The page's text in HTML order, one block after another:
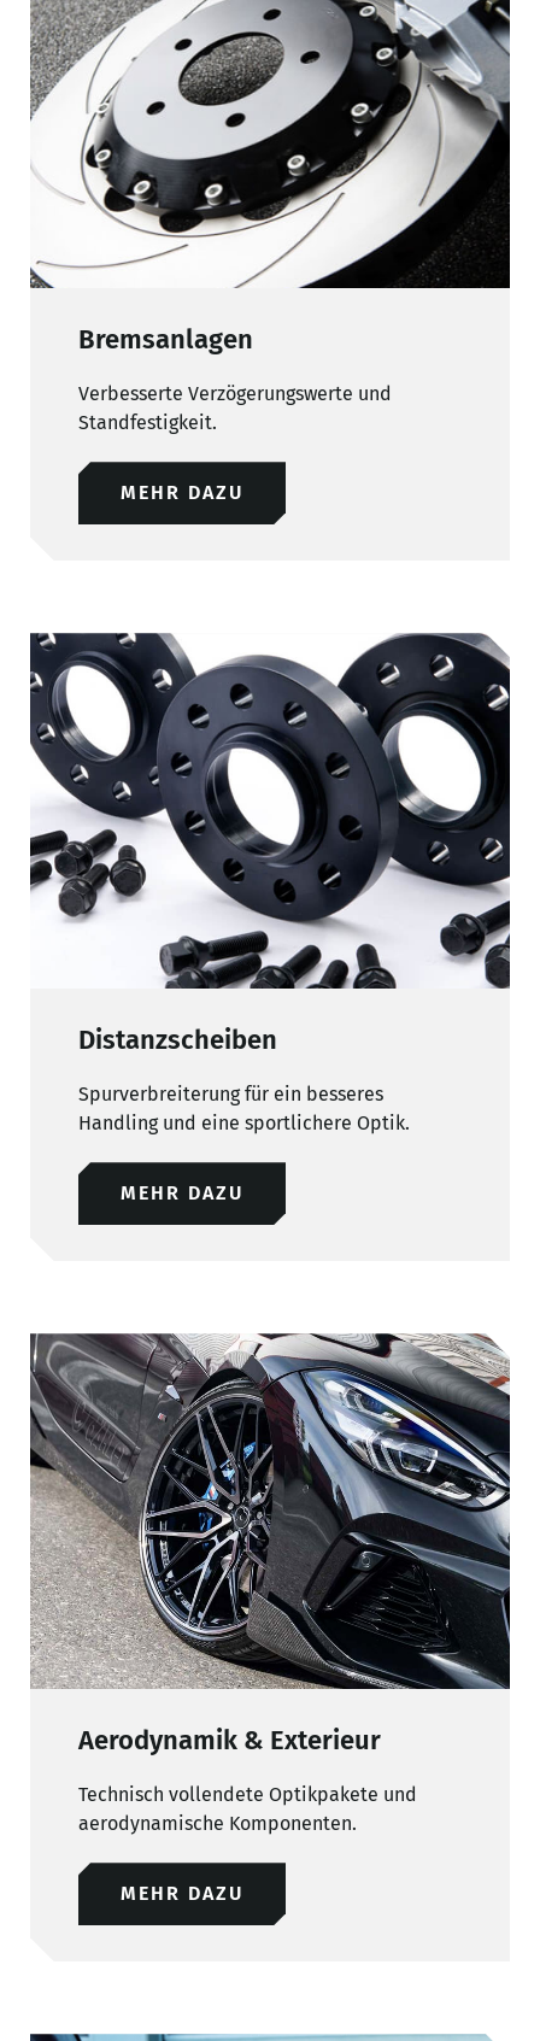
Bremsanlagen
Verbesserte Verzögerungswerte und
Standfestigkeit.
MEHR DAZU
Distanzscheiben
Spurverbreiterung für ein besseres
Handling und eine sportlichere Optik.
MEHR DAZU
Aerodynamik & Exterieur
Technisch vollendete Optikpakete und
aerodynamische Komponenten.
MEHR DAZU